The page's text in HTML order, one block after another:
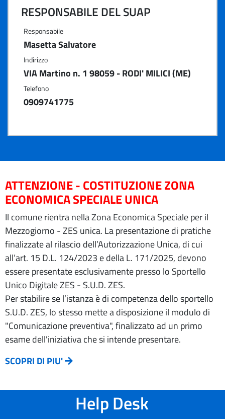
RESPONSABILE DEL SUAP
Responsabile
Masetta Salvatore
Indirizzo
VIA Martino n. 1 98059 - RODI' MILICI (ME)
Telefono
0909741775
ATTENZIONE - COSTITUZIONE ZONA
ECONOMICA SPECIALE UNICA
Il comune rientra nella Zona Economica Speciale per il
Mezzogiorno - ZES unica. La presentazione di pratiche
finalizzate al rilascio dell’Autorizzazione Unica, di cui
all’art. 15 D.L. 124/2023 e della L. 171/2025, devono
essere presentate esclusivamente presso lo Sportello
Unico Digitale ZES - S.U.D. ZES.
Per stabilire se l’istanza è di competenza dello sportello
S.U.D. ZES, lo stesso mette a disposizione il modulo di
"Comunicazione preventiva", finalizzato ad un primo
esame dell'iniziativa che si intende presentare.
SCOPRI DI PIU'
Help Desk